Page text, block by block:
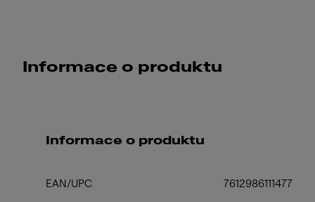
Informace o produktu
Informace o produktu
EAN/UPC 7612986111477